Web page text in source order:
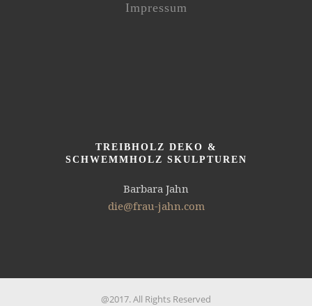
Impressum
TREIBHOLZ DEKO &
SCHWEMMHOLZ SKULPTUREN
Barbara Jahn
die@frau-jahn.com
@2017. All Rights Reserved